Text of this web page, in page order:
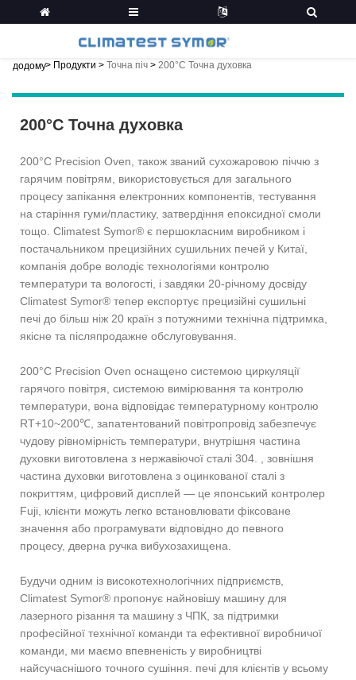
додому> Продукти > Точна піч > 200°C Точна духовка
200°C Точна духовка
200°C Precision Oven, також званий сухожаровою піччю з
гарячим повітрям, використовується для загального
процесу запікання електронних компонентів, тестування
на старіння гуми/пластику, затвердіння епоксидної смоли
тощо. Climatest Symor® є першокласним виробником і
постачальником прецизійних сушильних печей у Китаї,
компанія добре володіє технологіями контролю
температури та вологості, і завдяки 20-річному досвіду
Climatest Symor® тепер експортує прецизійні сушильні
печі до більш ніж 20 країн з потужними технічна підтримка,
якісне та післяпродажне обслуговування.
200°C Precision Oven оснащено системою циркуляції
гарячого повітря, системою вимірювання та контролю
температури, вона відповідає температурному контролю
RT+10~200℃, запатентований повітропровід забезпечує
чудову рівномірність температури, внутрішня частина
духовки виготовлена ​​з нержавіючої сталі 304. , зовнішня
частина духовки виготовлена ​​з оцинкованої сталі з
покриттям, цифровий дисплей — це японський контролер
Fuji, клієнти можуть легко встановлювати фіксоване
значення або програмувати відповідно до певного
процесу, дверна ручка вибухозахищена.
Будучи одним із високотехнологічних підприємств,
Climatest Symor® пропонує найновішу машину для
лазерного різання та машину з ЧПК, за підтримки
професійної технічної команди та ефективної виробничої
команди, ми маємо впевненість у виробництві
найсучаснішого точного сушіння. печі для клієнтів у всьому